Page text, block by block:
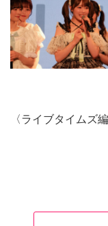
〈ライブタイムズ